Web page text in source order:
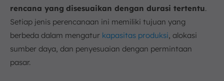
rencana yang disesuaikan dengan durasi tertentu.
Setiap jenis perencanaan ini memiliki tujuan yang
berbeda dalam mengatur kapasitas produksi , alokasi
sumber daya, dan penyesuaian dengan permintaan
pasar.